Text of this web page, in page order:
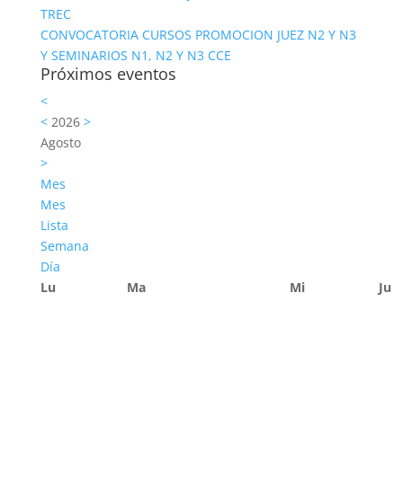
TREC
CONVOCATORIA CURSOS PROMOCION JUEZ N2 Y N3
Y SEMINARIOS N1, N2 Y N3 CCE
Próximos eventos
<
<2026 >
Agosto
>
Mes
Mes
Lista
Semana
Día
Lu
Ma Mi Ju